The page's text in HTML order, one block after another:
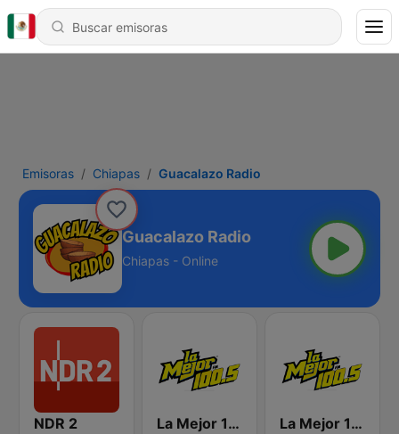
Emisoras Chiapas Guacalazo Radio
Guacalazo Radio
Chiapas - Online
NDR 2 La Mejor 100.5 FM La Mejor 100.5 FM